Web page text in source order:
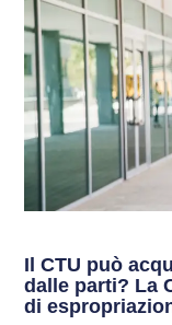
Il CTU può
dalle parti? La
di